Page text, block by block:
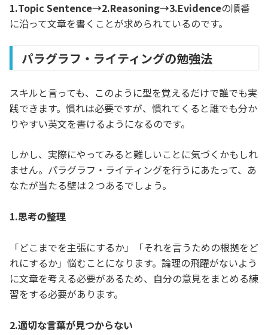
1.Topic Sentence→2.Reasoning→3.Evidenceの順番
に沿って文章を書くことが求められているのです。
パラグラフ・ライティングの勉強法
スキルと言っても、このように型を覚えるだけで誰でも実
践できます。慣れは必要ですが、慣れてくると誰でも分か
りやすい英文を書けるようになるのです。
しかし、実際にやってみると難しいことに気づくかもしれ
ません。パラグラフ・ライティングを行うにあたって、あ
なたが当たる壁は２つあるでしょう。
1.思考の整理
「どこまでを主張にするか」「それを言うための根拠をど
れにするか」悩むことになります。論理の飛躍がないよう
に文章を考える必要があるため、自分の意見をまとめる練
習をする必要があります。
2.適切な言葉が見つからない